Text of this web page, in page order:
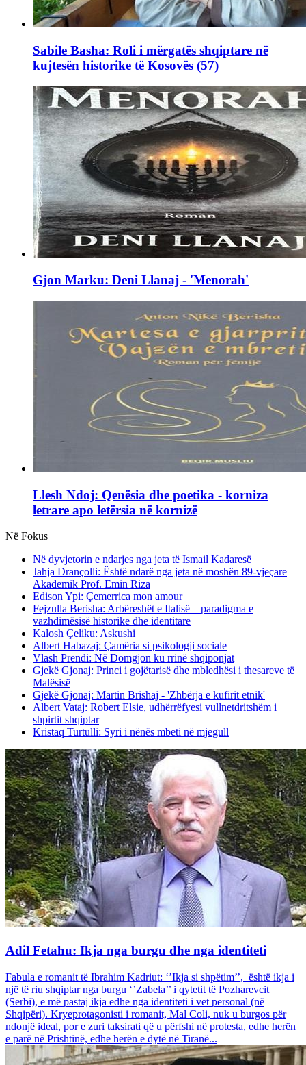
Sabile Basha: Roli i mërgatës shqiptare në
kujtesën historike të Kosovës (57)
Gjon Marku: Deni Llanaj - 'Menorah'
Llesh Ndoj: Qenësia dhe poetika - korniza
letrare apo letërsia në kornizë
Në Fokus
Në dyvjetorin e ndarjes nga jeta të Ismail Kadaresë
Jahja Drançolli: Është ndarë nga jeta në moshën 89-vjeçare
Akademik Prof. Emin Riza
Edison Ypi: Çemerrica mon amour
Fejzulla Berisha: Arbëreshët e Italisë – paradigma e
vazhdimësisë historike dhe identitare
Kalosh Çeliku: Askushi
Albert Habazaj: Çamëria si psikologji sociale
Vlash Prendi: Në Domgjon ku rrinë shqiponjat
Gjekë Gjonaj: Princi i gojëtarisë dhe mbledhësi i thesareve të
Malësisë
Gjekë Gjonaj: Martin Brishaj - 'Zhbërja e kufirit etnik'
Albert Vataj: Robert Elsie, udhërrëfyesi vullnetdritshëm i
shpirtit shqiptar
Kristaq Turtulli: Syri i nënës mbeti në mjegull
Adil Fetahu: Ikja nga burgu dhe nga identiteti
Fabula e romanit të Ibrahim Kadriut: ‘’Ikja si shpëtim’’, është ikja i
një të riu shqiptar nga burgu ‘’Zabela’’ i qytetit të Pozharevcit
(Serbi), e më pastaj ikja edhe nga identiteti i vet personal (në
Shqipëri). Kryeprotagonisti i romanit, Mal Coli, nuk u burgos për
ndonjë ideal, por e zuri taksirati që u përfshi në protesta, edhe herën
e parë në Prishtinë, edhe herën e dytë në Tiranë...